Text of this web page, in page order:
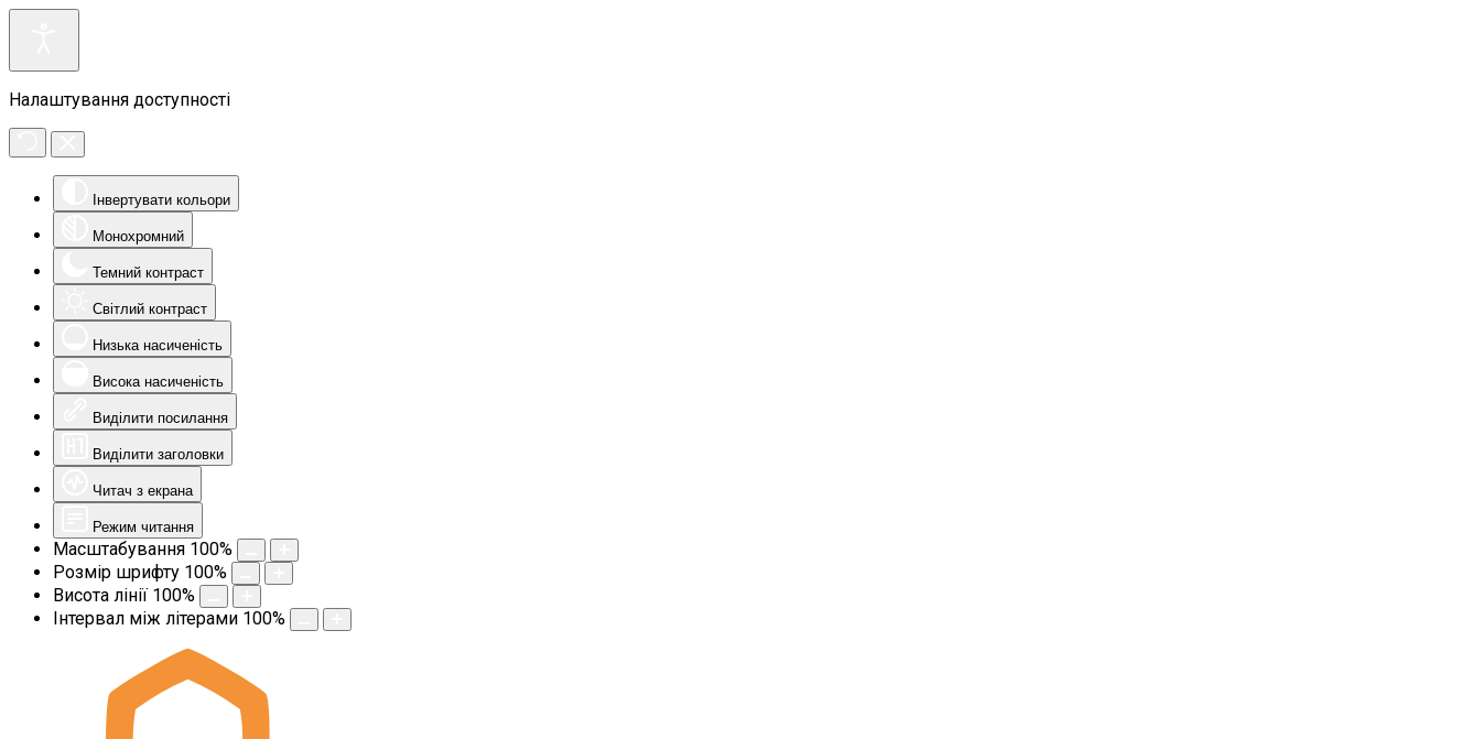
Налаштування доступності
Інвертувати кольори
Монохромний
Темний контраст
Світлий контраст
Низька насиченість
Висока насиченість
Виділити посилання
Виділити заголовки
Читач з екрана
Режим читання
Масштабування 100%
Розмір шрифту 100%
Висота лінії 100%
Інтервал між літерами 100%